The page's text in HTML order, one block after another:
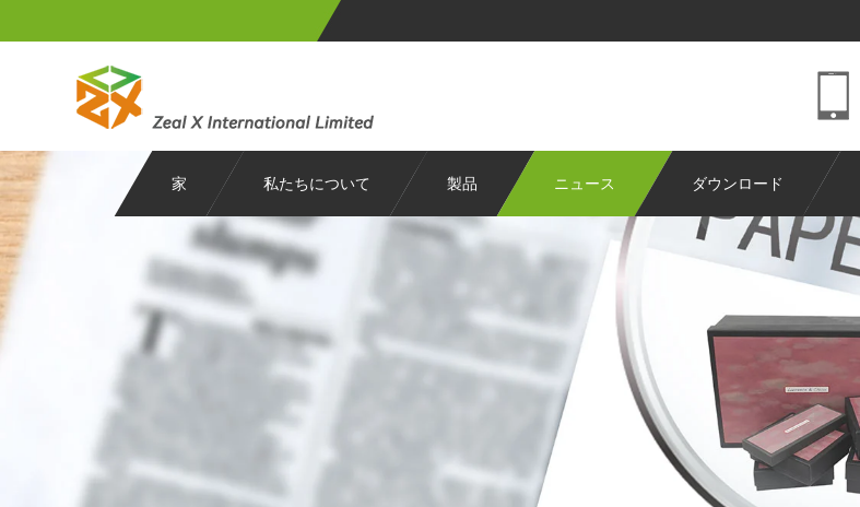
家 私たちについて 製品 ニュース ダウンロード